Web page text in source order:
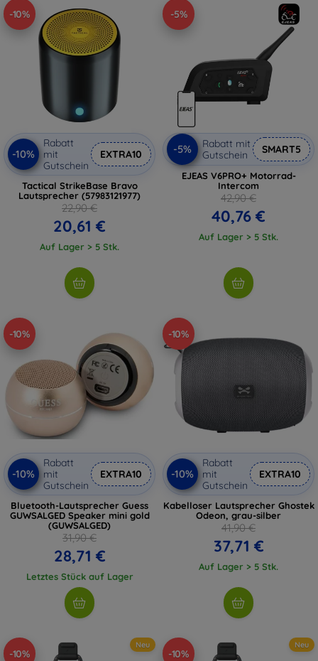
-10%
-10%
Rabatt
mit
Gutschein
EXTRA10
Tactical StrikeBase Bravo
Lautsprecher (57983121977)
22,90 €
20,61 €
Auf Lager > 5 Stk.
-5%
-5%
Rabatt mit
Gutschein
SMART5
EJEAS V6PRO+ Motorrad-
Intercom
42,90 €
40,76 €
Auf Lager > 5 Stk.
-10%
-10%
Rabatt
mit
Gutschein
EXTRA10
Bluetooth-Lautsprecher Guess
GUWSALGED Speaker mini gold
(GUWSALGED)
31,90 €
28,71 €
Letztes Stück auf Lager
-10%
-10%
Rabatt
mit
Gutschein
EXTRA10
Kabelloser Lautsprecher Ghostek
Odeon, grau-silber
41,90 €
37,71 €
Auf Lager > 5 Stk.
-10%
Neu
-10%
Neu